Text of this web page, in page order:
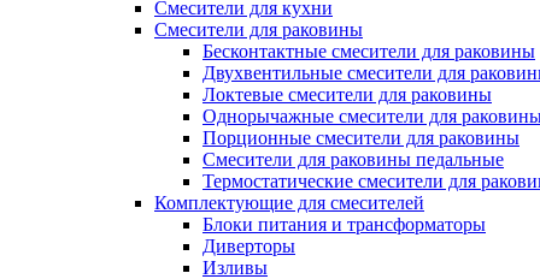
Смесители для кухни
Смесители для раковины
Бесконтактные смесители для раковины
Двухвентильные смесители для
Локтевые смесители для раковины
Однорычажные смесители для
Порционные смесители для раковины
Смесители для раковины педальные
Термостатические смесители для
Комплектующие для смесителей
Блоки питания и трансформаторы
Диверторы
Изливы